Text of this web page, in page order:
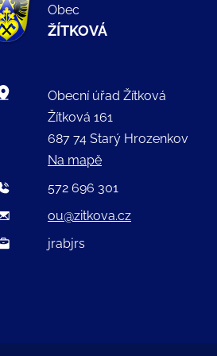
Obec
ŽÍTKOVÁ
Obecní úřad Žítková
Žítková 161
687 74 Starý Hrozenkov
Na mapě
572 696 301
ou@zitkova.cz
jrabjrs